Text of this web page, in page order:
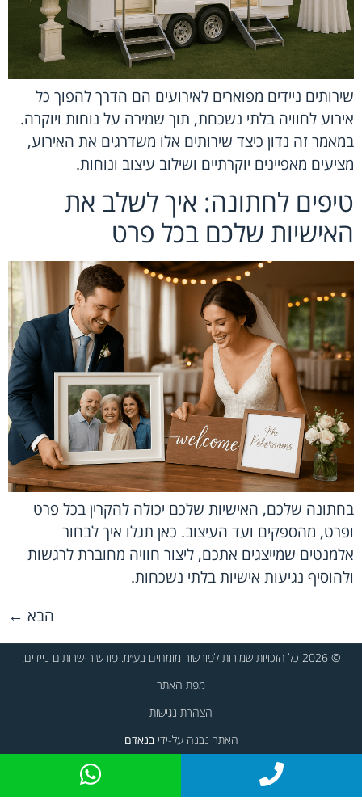
שירותים ניידים מפוארים לאירועים הם הדרך להפוך כל
אירוע לחוויה בלתי נשכחת, תוך שמירה על נוחות ויוקרה.
במאמר זה נדון כיצד שירותים אלו משדרגים את האירוע,
מציעים מאפיינים יוקרתיים ושילוב עיצוב ונוחות.
טיפים לחתונה: איך לשלב את
האישיות שלכם בכל פרט
בחתונה שלכם, האישיות שלכם יכולה להקרין בכל פרט
ופרט, מהספקים ועד העיצוב. כאן תגלו איך לבחור
אלמנטים שמייצגים אתכם, ליצור חוויה מחוברת לרגשות
ולהוסיף נגיעות אישיות בלתי נשכחות.
הבא ←
© 2026 כל הזכויות שמורות לפורשור מומחים בע״מ. פורשור-שרותים ניידים.
מפת האתר
הצהרת נגישות
האתר נבנה על-ידיבנאדם